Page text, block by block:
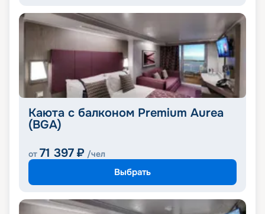
Каюта с балконом Premium Aurea
(BGA)
от 71 397 ₽ /чел
Выбрать